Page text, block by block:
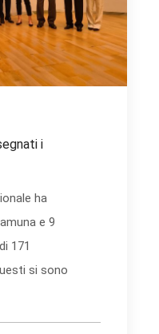
i
ha
e 9
171
si sono